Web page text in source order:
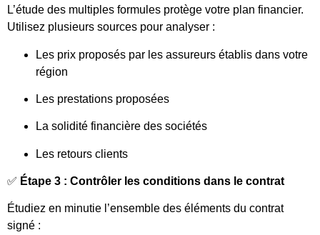
L’étude des multiples formules protège votre plan financier.
Utilisez plusieurs sources pour analyser :
Les prix proposés par les assureurs établis dans votre
région
Les prestations proposées
La solidité financière des sociétés
Les retours clients
✅ Étape 3 : Contrôler les conditions dans le contrat
Étudiez en minutie l’ensemble des éléments du contrat
signé :